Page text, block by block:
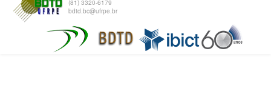
(81) 3320-6179
bdtd.bc@ufrpe.br